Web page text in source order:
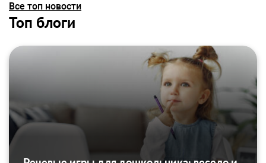
Все топ новости
Топ блоги